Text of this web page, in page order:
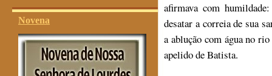
Novena
afirmava com
desatar a correia de sua
a ablução com água no
apelido de Batista.